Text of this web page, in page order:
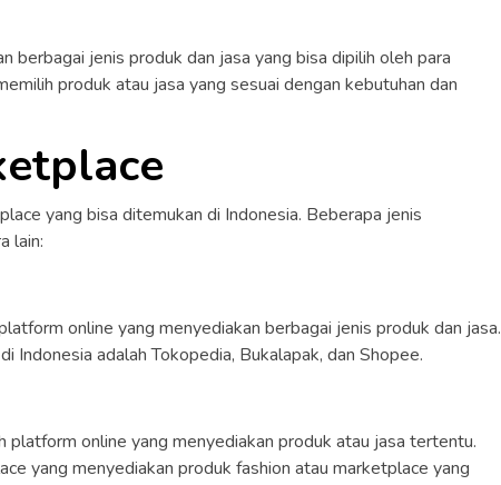
berbagai jenis produk dan jasa yang bisa dipilih oleh para
produk atau jasa yang sesuai dengan kebutuhan dan
yang bisa ditemukan di Indonesia. Beberapa jenis
lain:
online yang menyediakan berbagai jenis produk dan jasa.
Indonesia adalah Tokopedia, Bukalapak, dan Shopee.
platform online yang menyediakan produk atau jasa tertentu.
yang menyediakan produk fashion atau marketplace yang